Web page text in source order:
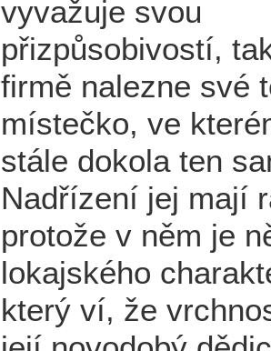
vyvažuje svou
přizpůsobivostí,
firmě nalezne své
místečko, ve
stále dokola ten
Nadřízení jej mají
protože v něm je
lokajského
který ví, že